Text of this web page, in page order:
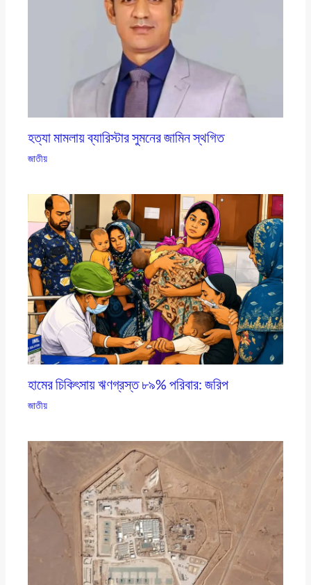
হত্যা মামলায় ব্যারিস্টার সুমনের জামিন স্থগিত
জাতীয়
হামের চিকিৎসায় ঋণগ্রস্ত ৮৯% পরিবার: জরিপ
জাতীয়